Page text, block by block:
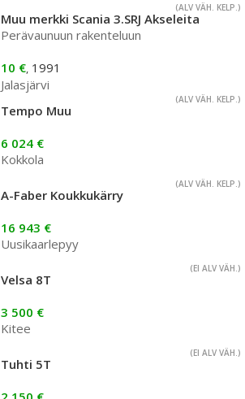
(ALV VÄH. KELP.)
Muu merkki Scania 3.SRJ Akseleita
Perävaunuun rakenteluun
10 €, 1991
Jalasjärvi
(ALV VÄH. KELP.)
Tempo Muu
6 024 €
Kokkola
(ALV VÄH. KELP.)
A-Faber Koukkukärry
16 943 €
Uusikaarlepyy
(EI ALV VÄH.)
Velsa 8T
3 500 €
Kitee
(EI ALV VÄH.)
Tuhti 5T